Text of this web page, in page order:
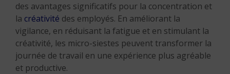
des avantages significatifs pour la concentration et
la créativité des employés. En améliorant la
vigilance, en réduisant la fatigue et en stimulant la
créativité, les micro-siestes peuvent transformer la
journée de travail en une expérience plus agréable
et productive.